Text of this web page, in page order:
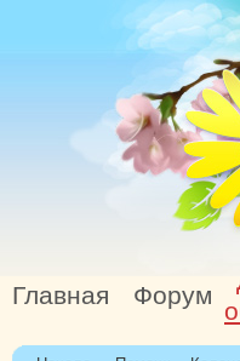
Главная Форум